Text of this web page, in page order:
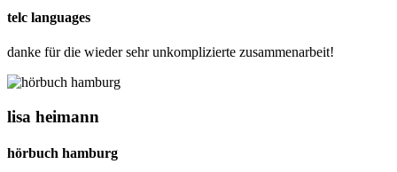
telc languages
danke für die wieder sehr unkomplizierte zusammenarbeit!
lisa heimann
hörbuch hamburg